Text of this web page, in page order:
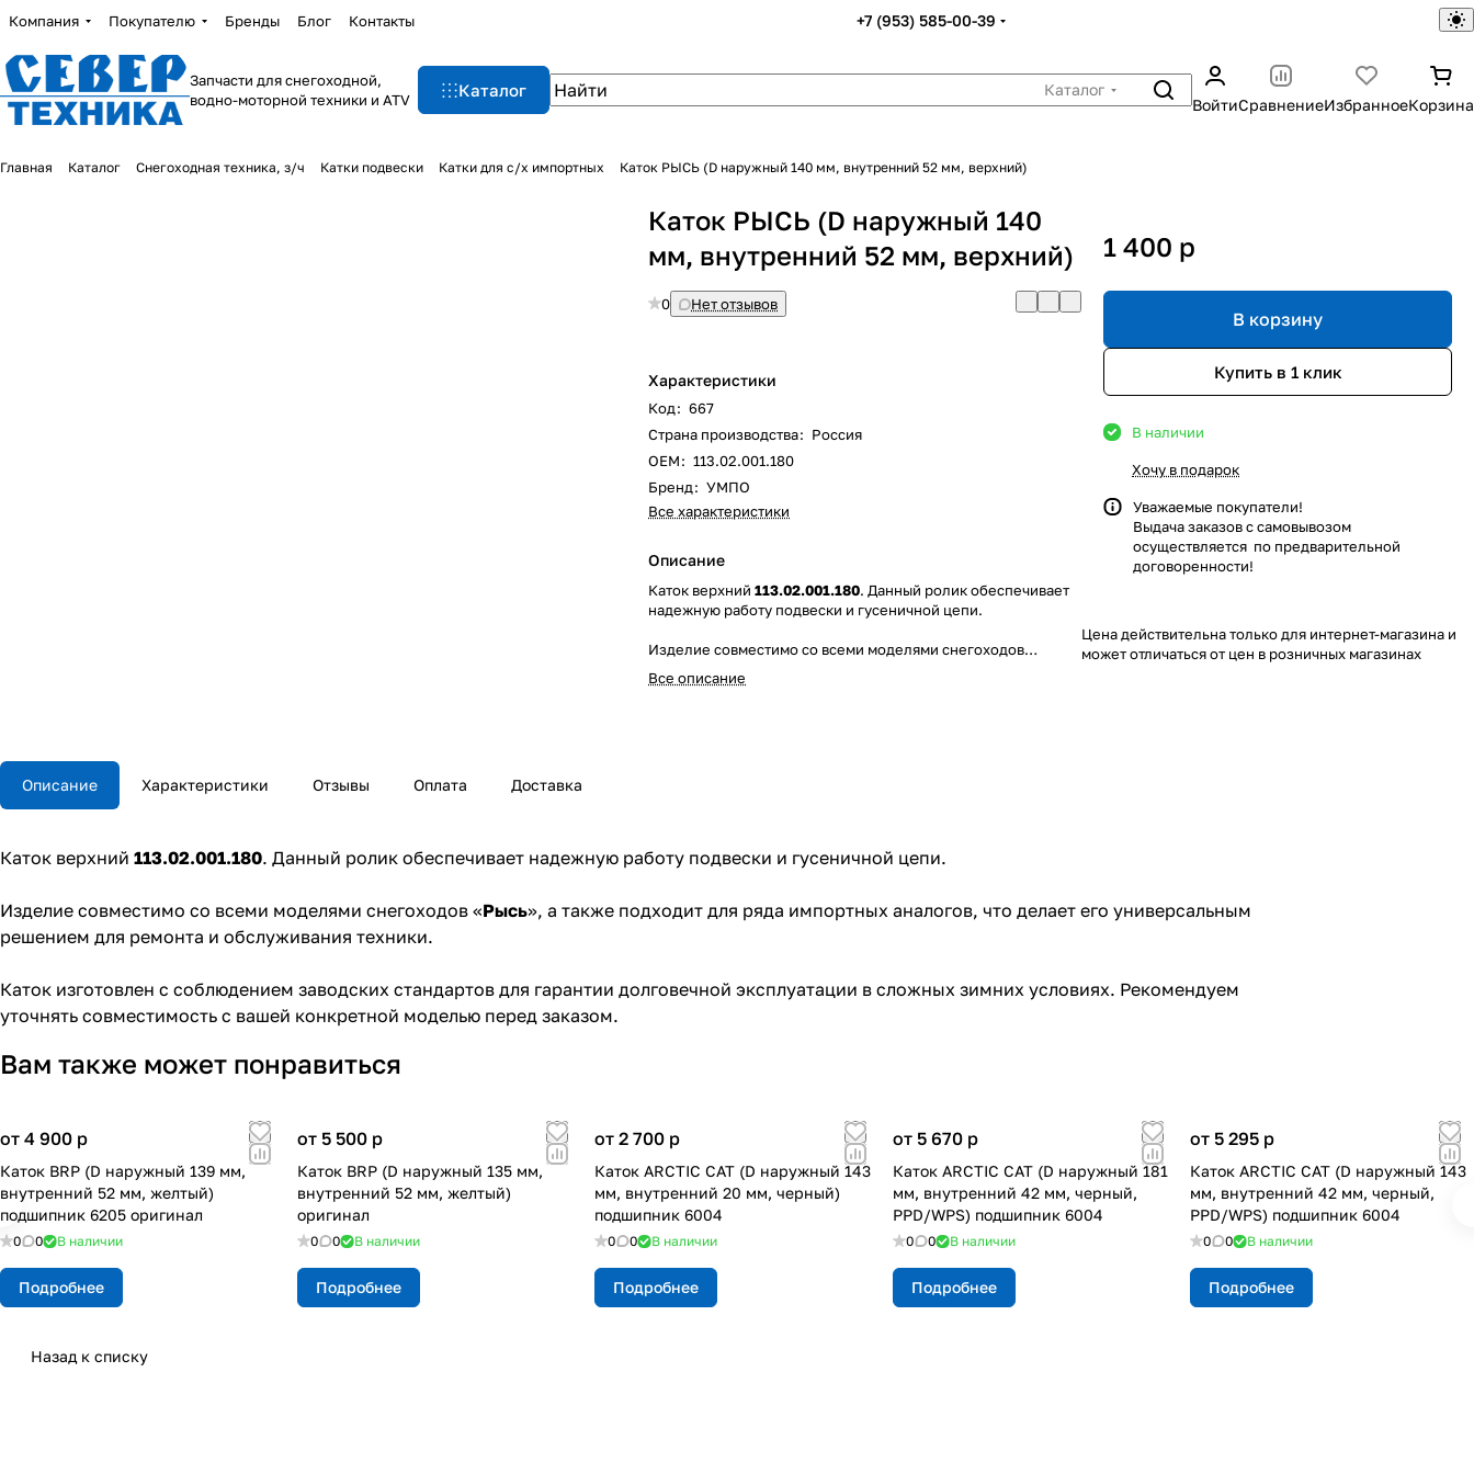
Компания Покупателю Бренды Блог Контакты +7 (953) 585-00-39
Запчасти для снегоходной,
водно-моторной техники и ATV
Каталог
Каталог
ВойтиСравнениеИзбранноеКорзина
Главная Каталог Снегоходная техника, з/ч Катки подвески Катки для с/х импортных Каток РЫСЬ (D наружный 140 мм, внутренний 52 мм, верхний)
Каток РЫСЬ (D наружный 140
мм, внутренний 52 мм, верхний)
0 Нет отзывов
Характеристики
Код: 667
Страна производства: Россия
ОЕM: 113.02.001.180
Бренд: УМПО
Все характеристики
Описание
Каток верхний113.02.001.180. Данный ролик обеспечивает
надежную работу подвески и гусеничной цепи.
Изделие совместимо со всеми моделями снегоходов
«
делает его универсальным решением для ремонта и
Все описание
1 400 p
В корзину
Купить в 1 клик
В наличии
Хочу в подарок
Уважаемые покупатели!
Выдача заказов с самовывозом
осуществляется по предварительной
договоренности!
Цена действительна только для интернет-магазина и
может отличаться от цен в розничных магазинах
Описание Характеристики Отзывы Оплата Доставка
Каток верхний 113.02.001.180. Данный ролик обеспечивает надежную работу подвески и гусеничной цепи.
Изделие совместимо со всеми моделями снегоходов «Рысь», а также подходит для ряда импортных аналогов, что делает его универсальным
решением для ремонта и обслуживания техники.
Каток изготовлен с соблюдением заводских стандартов для гарантии долговечной эксплуатации в сложных зимних условиях. Рекомендуем
уточнять совместимость с вашей конкретной моделью перед заказом.
Вам также может понравиться
от 4 900 p
Каток BRP (D наружный 139 мм,
внутренний 52 мм, желтый)
подшипник 6205 оригинал
0 0 В наличии
Подробнее
от 5 500 p
Каток BRP (D наружный 135 мм,
внутренний 52 мм, желтый)
оригинал
0 0 В наличии
Подробнее
от 2 700 p
Каток ARCTIC CAT (D наружный 143
мм, внутренний 20 мм, черный)
подшипник 6004
0 0 В наличии
Подробнее
от 5 670 p
Каток ARCTIC CAT (D наружный 181
мм, внутренний 42 мм, черный,
PPD/WPS) подшипник 6004
0 0 В наличии
Подробнее
от 5 295 p
Каток ARCTIC CAT (D наружный 143
мм, внутренний 42 мм, черный,
PPD/WPS) подшипник 6004
0 0 В наличии
Подробнее
Назад к списку